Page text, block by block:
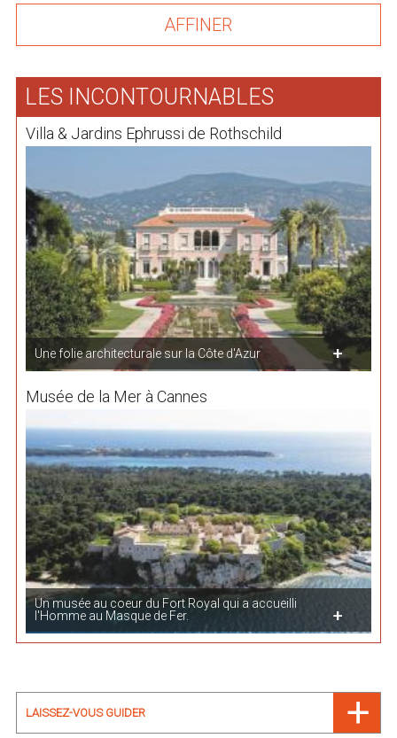
LES INCONTOURNABLES
Villa & Jardins Ephrussi de Rothschild
Une folie architecturale sur la Côte d'Azur
Musée de la Mer à Cannes
Un musée au coeur du Fort Royal qui a accueilli
l'Homme au Masque de Fer.
LAISSEZ-VOUS GUIDER